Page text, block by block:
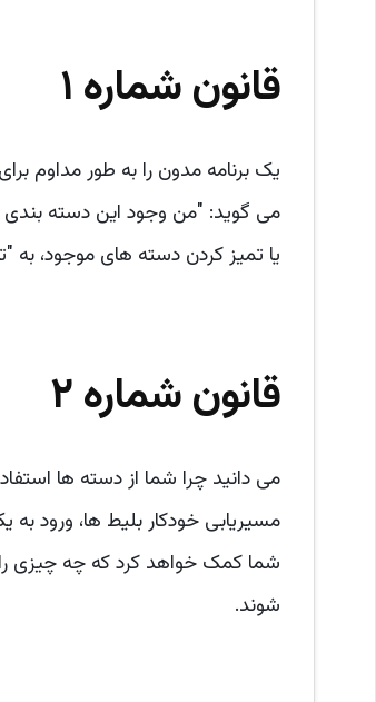
قانون شماره ۱
یک برنامه مدون را به طور مداوم
یا تمیز کردن دسته های موجود،
قانون شماره ۲
می دانید چرا شما از دسته ها
مسیریابی خودکار بلیط ها، ورود
شما کمک خواهد کرد که چه چیزی را
شوند.